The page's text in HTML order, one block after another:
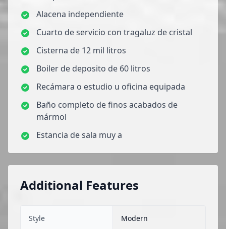
Alacena independiente
Cuarto de servicio con tragaluz de cristal
Cisterna de 12 mil litros
Boiler de deposito de 60 litros
Recámara o estudio u oficina equipada
Baño completo de finos acabados de
mármol
Estancia de sala muy a
Additional Features
Style Modern